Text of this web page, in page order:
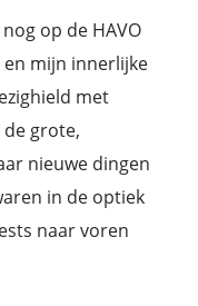
op de HAVO
en mijn innerlijke
met
grote,
nieuwe dingen
in de optiek
naar voren